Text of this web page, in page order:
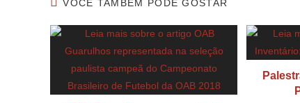
VOCÊ TAMBÉM PODE GOSTAR